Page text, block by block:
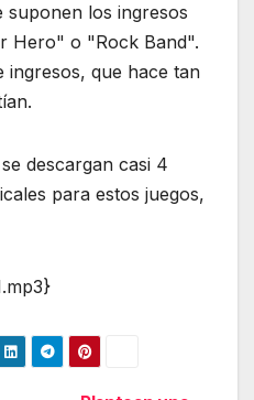
los ingresos
Hero" o "Rock Band".
ingresos, que hace tan
descargan casi 4
para estos juegos,